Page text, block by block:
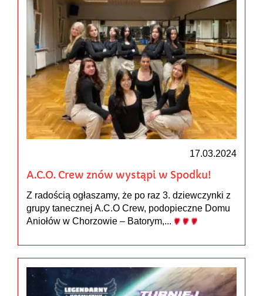
17.03.2024
A.C.O. Crew znów wystąpi w Spodku!
Z radością ogłaszamy, że po raz 3. dziewczynki z
grupy tanecznej A.C.O Crew, podopieczne Domu
Aniołów w Chorzowie – Batorym,...